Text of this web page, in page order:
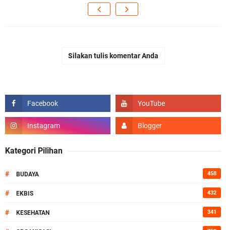
Silakan tulis komentar Anda
Kategori Pilihan
# BUDAYA 458
# EKBIS 432
# KESEHATAN 341